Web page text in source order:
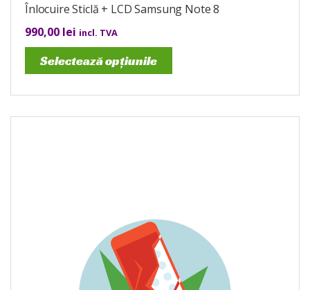
Înlocuire Sticlă + LCD Samsung Note 8
990,00 lei incl. TVA
Selectează opțiunile